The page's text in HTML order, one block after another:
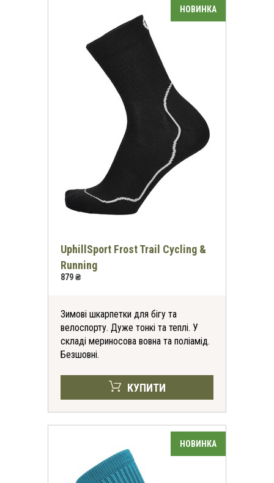
UphillSport Frost Trail Cycling &
Running
879 ₴
Зимові шкарпетки для бігу та
велоспорту. Дуже тонкі та теплі. У
складі мериносова вовна та поліамід.
Безшовні.
КУПИТИ